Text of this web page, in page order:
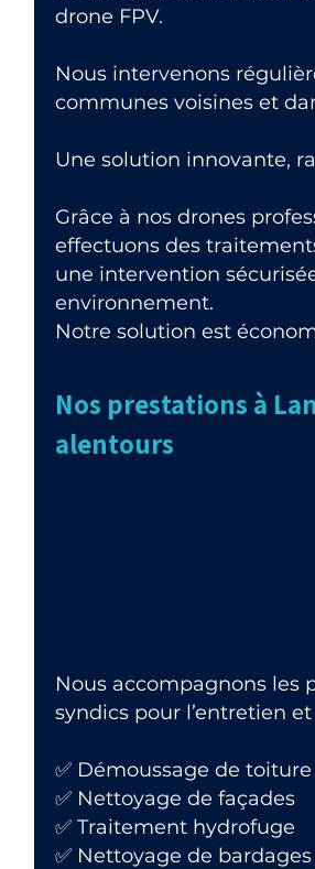
drone FPV.
Nous intervenons
communes voisines et
Une solution innovante,
Grâce à nos drones
effectuons des
une intervention
environnement.
Notre solution est
Nos prestations à
alentours
Nous accompagnons les
syndics pour l’entretien
✅ Démoussage de
✅ Nettoyage de façades
✅ Traitement hydrofuge
✅ Nettoyage de bardages